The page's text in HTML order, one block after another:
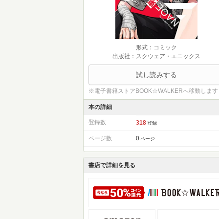
形式：コミック
出版社：スクウェア・エニックス
試し読みする
※電子書籍ストアBOOK☆WALKERへ移動します
本の詳細
登録数 318 登録
ページ数 0 ページ
書店で詳細を見る